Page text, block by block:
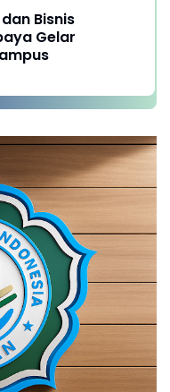
Bisnis
Gelar